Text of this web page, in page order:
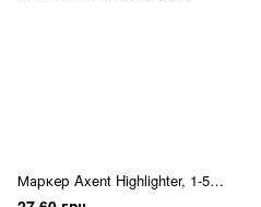
Маркер Axent Highlighter, 1-5 мм, клиновидный, желтий